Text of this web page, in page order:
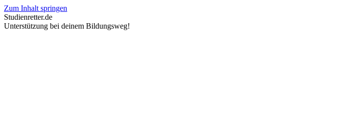
Zum Inhalt springen
Studienretter.de
Unterstützung bei deinem Bildungsweg!